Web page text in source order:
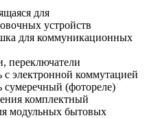
для
устройств
для коммуникационных
переключатели
электронной коммутацией
сумеречный (фотореле)
комплектный
модульных бытовых